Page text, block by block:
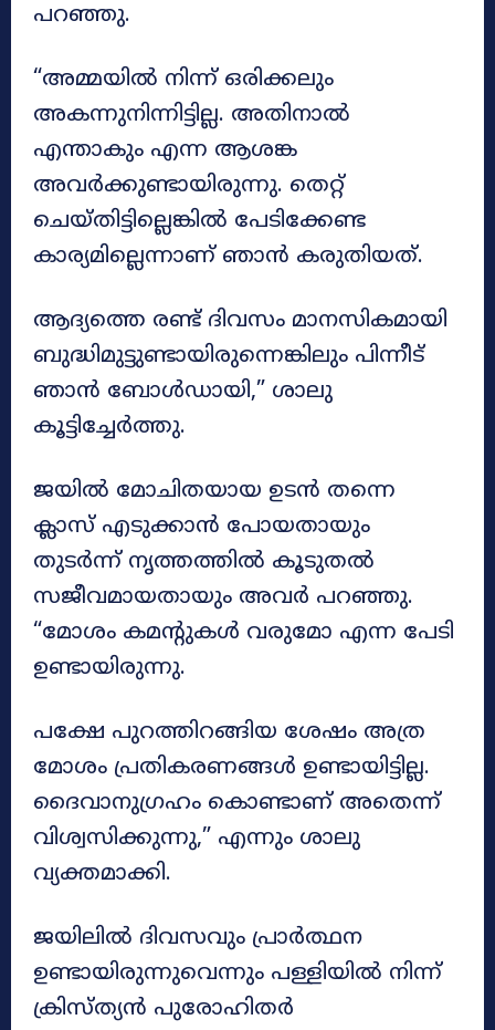
പറഞ്ഞു.
“അമ്മയിൽ നിന്ന് ഒരിക്കലും
അകന്നുനിന്നിട്ടില്ല. അതിനാൽ
എന്താകും എന്ന ആശങ്ക
അവർക്കുണ്ടായിരുന്നു. തെറ്റ്
ചെയ്തിട്ടില്ലെങ്കിൽ പേടിക്കേണ്ട
കാര്യമില്ലെന്നാണ് ഞാൻ കരുതിയത്.
ആദ്യത്തെ രണ്ട് ദിവസം മാനസികമായി
ബുദ്ധിമുട്ടുണ്ടായിരുന്നെങ്കിലും പിന്നീട്
ഞാൻ ബോൾഡായി,” ശാലു
കൂട്ടിച്ചേർത്തു.
ജയിൽ മോചിതയായ ഉടൻ തന്നെ
ക്ലാസ് എടുക്കാൻ പോയതായും
തുടർന്ന് നൃത്തത്തിൽ കൂടുതൽ
സജീവമായതായും അവർ പറഞ്ഞു.
“മോശം കമന്റുകൾ വരുമോ എന്ന പേടി
ഉണ്ടായിരുന്നു.
പക്ഷേ പുറത്തിറങ്ങിയ ശേഷം അത്ര
മോശം പ്രതികരണങ്ങൾ ഉണ്ടായിട്ടില്ല.
ദൈവാനുഗ്രഹം കൊണ്ടാണ് അതെന്ന്
വിശ്വസിക്കുന്നു,” എന്നും ശാലു
വ്യക്തമാക്കി.
ജയിലിൽ ദിവസവും പ്രാർത്ഥന
ഉണ്ടായിരുന്നുവെന്നും പള്ളിയിൽ നിന്ന്
ക്രിസ്ത്യൻ പുരോഹിതർ